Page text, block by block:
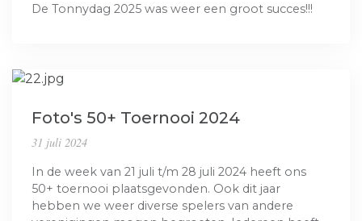
De Tonnydag 2025 was weer een groot succes!!!
Foto's 50+ Toernooi 2024
31 juli 2024
In de week van 21 juli t/m 28 juli 2024 heeft ons
50+ toernooi plaatsgevonden. Ook dit jaar
hebben we weer diverse spelers van andere